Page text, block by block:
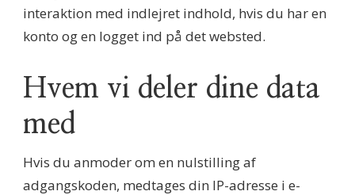
interaktion med indlejret indhold, hvis du har en
konto og en logget ind på det websted.
Hvem vi deler dine data
med
Hvis du anmoder om en nulstilling af
adgangskoden, medtages din IP-adresse i e-